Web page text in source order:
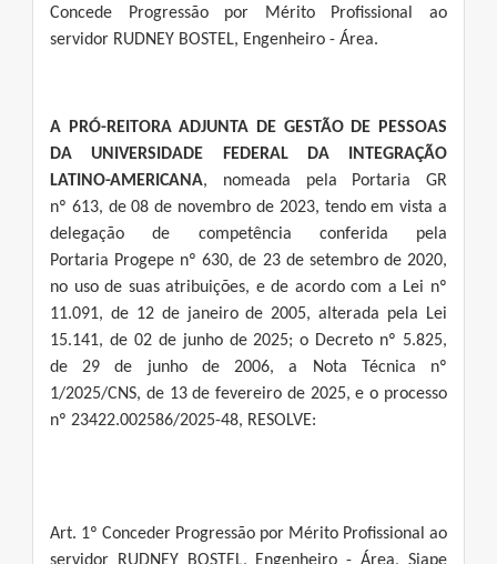
Concede Progressão por Mérito Profissional ao
servidor RUDNEY BOSTEL, Engenheiro - Área.
A PRÓ-REITORA ADJUNTA DE GESTÃO DE PESSOAS
DA UNIVERSIDADE FEDERAL DA INTEGRAÇÃO
LATINO-AMERICANA, nomeada pela Portaria GR
nº 613, de 08 de novembro de 2023, tendo em vista a
delegação de competência conferida pela
Portaria Progepe nº 630, de 23 de setembro de 2020,
no uso de suas atribuições, e de acordo com a Lei nº
11.091, de 12 de janeiro de 2005, alterada pela Lei
15.141, de 02 de junho de 2025; o Decreto nº 5.825,
de 29 de junho de 2006, a Nota Técnica nº
1/2025/CNS, de 13 de fevereiro de 2025, e o processo
nº 23422.002586/2025-48, RESOLVE:
Art. 1º Conceder Progressão por Mérito Profissional ao